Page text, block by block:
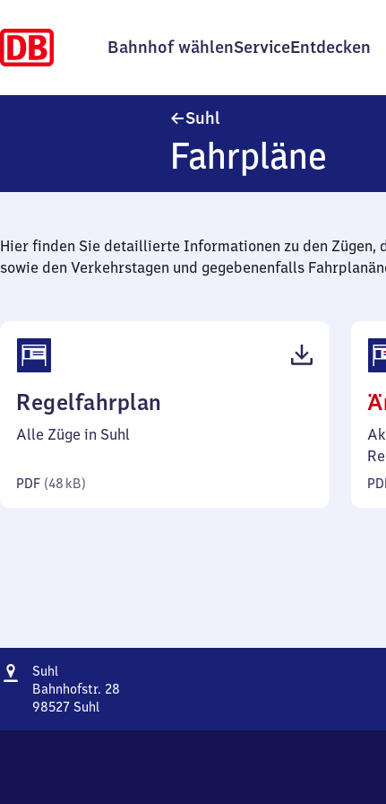
Bahnhof wählenServiceEntdecken
Suhl
Fahrpläne
Hier finden Sie detaillierte Informationen zu den Zügen,
sowie den Verkehrstagen und gegebenenfalls
Regelfahrplan
Alle Züge in Suhl
PDF (48 kB)
Adresse
Suhl
Bahnhofstr. 28
98527 Suhl